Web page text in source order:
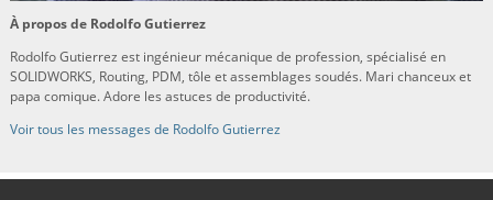
À propos de Rodolfo Gutierrez
Rodolfo Gutierrez est ingénieur mécanique de profession, spécialisé en
SOLIDWORKS, Routing, PDM, tôle et assemblages soudés. Mari chanceux et
papa comique. Adore les astuces de productivité.
Voir tous les messages de Rodolfo Gutierrez